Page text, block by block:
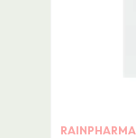
RAINPHARMA